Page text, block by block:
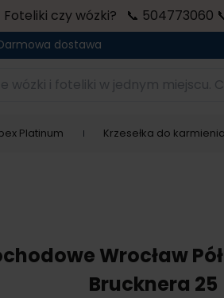
Foteliki czy wózki? 📞 504773060
dostawa
wózki i foteliki w jednym miejscu.
Platinum Krzesełka do karmienia
Wrocław
Brucknera 25